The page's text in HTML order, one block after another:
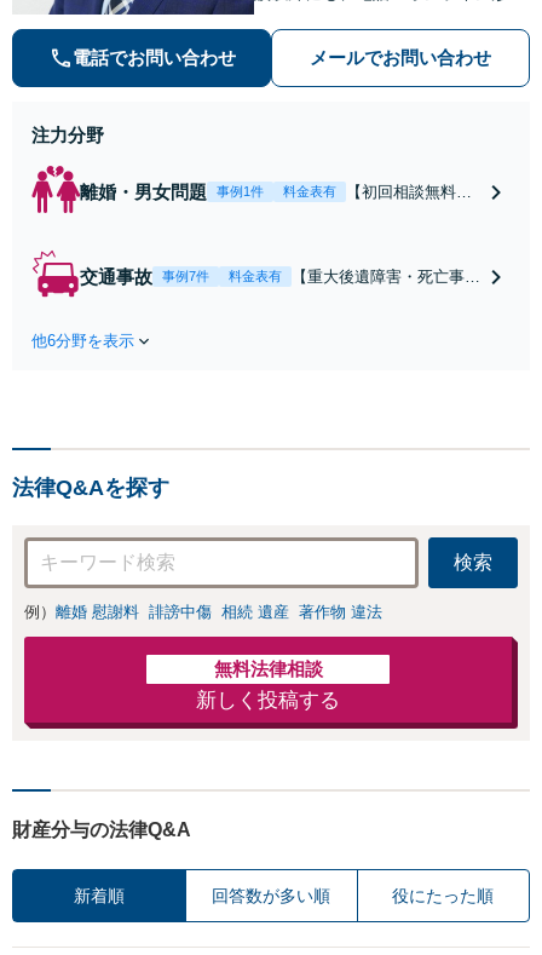
弁護士にご相談頂くことで、今のご
不安が和らぐとともに、問題解決の
電話でお問い合わせ メールでお問い合わせ
注力分野
離婚・男女問題 事例1件 料金表有
【初回相談無料】
条件で離婚ができ
交通事故 事例7件 料金表有
【重大後遺障害・死亡事案
応・納得できる解決を」
他6分野を表示
法律Q&Aを探す
検索
例） 離婚 慰謝料 誹謗中傷 相続 遺産 著作物 違法
無料法律相談
新しく投稿する
財産分与の法律Q&A
新着順 回答数が多い順 役にたった順